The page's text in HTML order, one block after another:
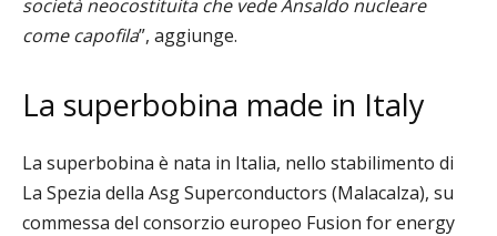
società neocostituita che vede Ansaldo nucleare
come capofila”, aggiunge.
La superbobina made in Italy
La superbobina è nata in Italia, nello stabilimento di
La Spezia della Asg Superconductors (Malacalza), su
commessa del consorzio europeo Fusion for energy